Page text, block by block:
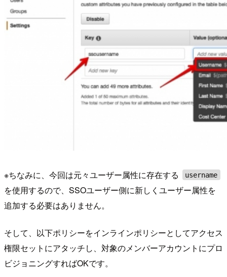
※ちなみに、今回は元々ユーザー属性に存在する username
を使用するので、SSOユーザー側に新しくユーザー属性を
追加する必要はありません。
そして、以下ポリシーをインラインポリシーとしてアクセス
権限セットにアタッチし、対象のメンバーアカウントにプロ
ビジョニングすればOKです。